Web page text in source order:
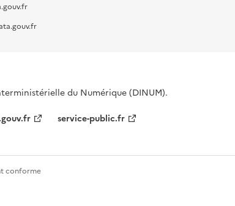
du Numérique (DINUM).
service-public.fr
conforme